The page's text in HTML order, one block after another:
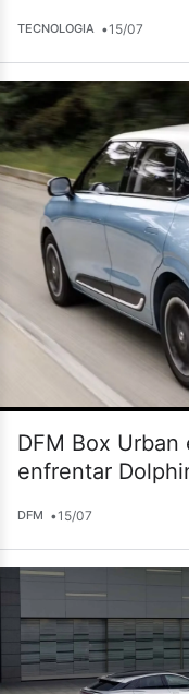
TECNOLOGIA •15/07
DFM Box
enfrentar
DFM •15/07